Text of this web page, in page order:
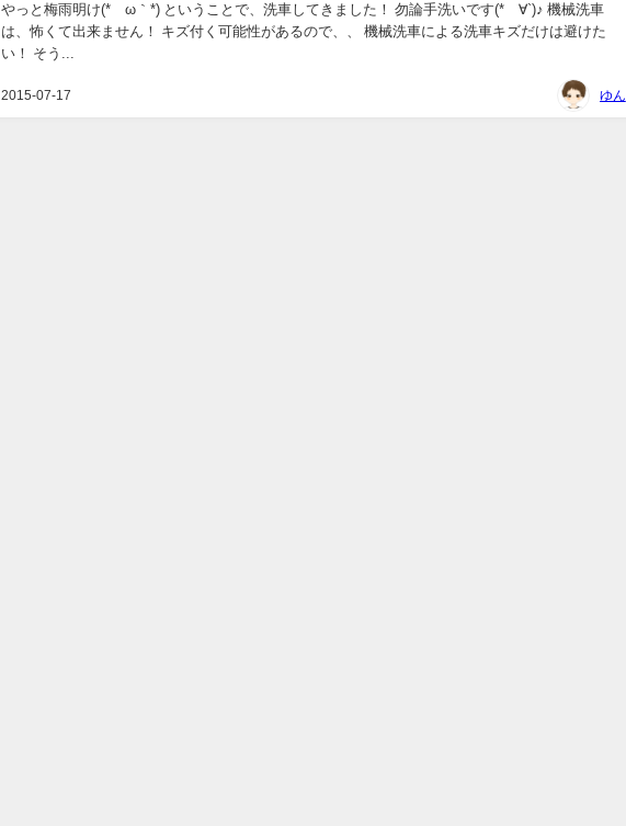
2015-07-17
やっと梅雨明け(*´ω｀*) ということで、洗車してきました！ 勿論手洗いです(*´∀`)♪ 機械洗車
は、怖くて出来ません！ キズ付く可能性があるので、、 機械洗車による洗車キズだけは避けた
い！ そう...
ゆん